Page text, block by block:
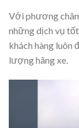
Với phương
những dịch vụ tốt
khách hàng luôn
lượng hãng xe.